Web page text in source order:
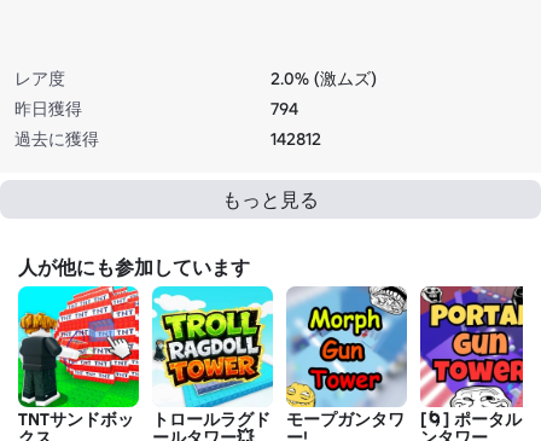
レア度
2.0% (激ムズ)
昨日獲得
794
過去に獲得
142812
もっと見る
人が他にも参加しています
TNTサンドボッ
トロールラグド
モープガンタワ
[🌀] ポータルガ